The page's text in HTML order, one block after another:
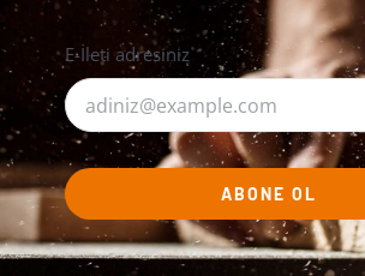
E-İleti adresiniz
ABONE OL